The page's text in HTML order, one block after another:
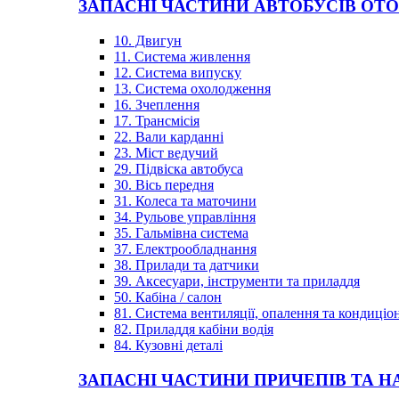
ЗАПАСНІ ЧАСТИНИ АВТОБУСІВ
10. Двигун
11. Система живлення
12. Система випуску
13. Система охолодження
16. Зчеплення
17. Трансмісія
22. Вали карданні
23. Міст ведучий
29. Підвіска автобуса
30. Вісь передня
31. Колеса та маточини
34. Рульове управління
35. Гальмівна система
37. Електрообладнання
38. Прилади та датчики
39. Аксесуари, інструменти та приладдя
50. Кабіна / салон
81. Система вентиляції, опалення та
82. Приладдя кабіни водія
84. Кузовні деталі
ЗАПАСНІ ЧАСТИНИ ПРИЧЕПІВ ТА